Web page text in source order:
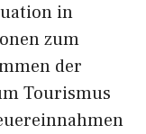
in
zum
der
Tourismus